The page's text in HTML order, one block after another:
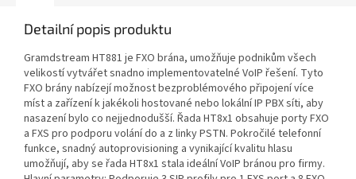
Detailní popis produktu
Gramdstream HT881 je FXO brána, umožňuje podnikům všech
velikostí vytvářet snadno implementovatelné VoIP řešení. Tyto
FXO brány nabízejí možnost bezproblémového připojení více
míst a zařízení k jakékoli hostované nebo lokální IP PBX síti, aby
nasazení bylo co nejjednodušší. Řada HT8x1 obsahuje porty FXO
a FXS pro podporu volání do a z linky PSTN. Pokročilé telefonní
funkce, snadný autoprovisioning a vynikající kvalitu hlasu
umožňují, aby se řada HT8x1 stala ideální VoIP bránou pro firmy.